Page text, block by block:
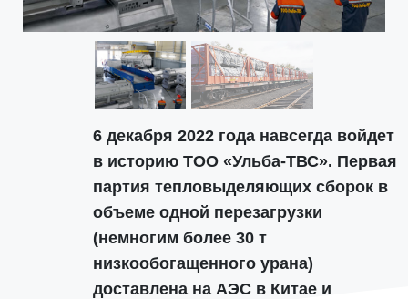
6 декабря 2022 года навсегда войдет
в историю ТОО «Ульба-ТВС». Первая
партия тепловыделяющих сборок в
объеме одной перезагрузки
(немногим более 30 т
низкообогащенного урана)
доставлена на АЭС в Китае и